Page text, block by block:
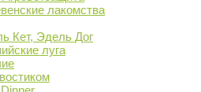
лакомства
Кет, Эдель Дог
луга